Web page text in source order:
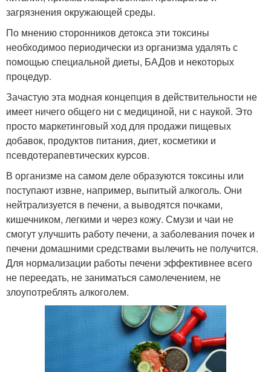
загрязнения окружающей среды.
По мнению сторонников детокса эти токсины
необходимоо периодически из организма удалять с
помощью специальной диеты, БАДов и некоторых
процедур.
Зачастую эта модная концепция в действительности не
имеет ничего общего ни с медициной, ни с наукой. Это
просто маркетинговый ход для продажи пищевых
добавок, продуктов питания, диет, косметики и
псевдотерапевтических курсов.
В организме на самом деле образуются токсины или
поступают извне, например, выпитый алкоголь. Они
нейтрализуется в печени, а выводятся почками,
кишечником, легкими и через кожу. Смузи и чаи не
смогут улучшить работу печени, а заболевания почек и
печени домашними средствами вылечить не получится.
Для нормализации работы печени эффективнее всего
не переедать, не заниматься самолечением, не
злоупотреблять алкоголем.